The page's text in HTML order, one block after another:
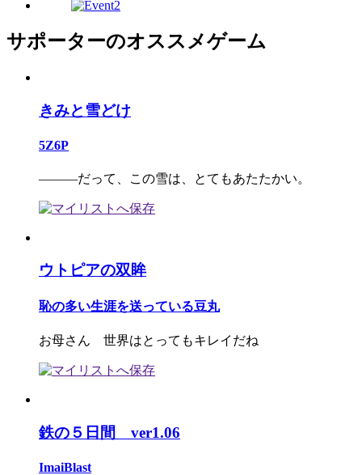
サポーターのオススメゲーム
きみと雪どけ
5Z6P
―――だって、この雪は、とてもあたたかい。
ウトピアの双眸
恥の多い生涯を送っている豆丸
お母さん 世界はとってもキレイだね
鉄の５日間 ver1.06
ImaiBlast